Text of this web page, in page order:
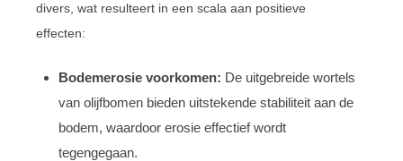
divers, wat resulteert in een scala aan positieve
effecten:
Bodemerosie voorkomen: De uitgebreide wortels
van olijfbomen bieden uitstekende stabiliteit aan de
bodem, waardoor erosie effectief wordt
tegengegaan.